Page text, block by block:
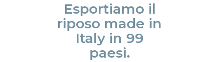
Esportiamo il
riposo made in
Italy in 99
paesi.